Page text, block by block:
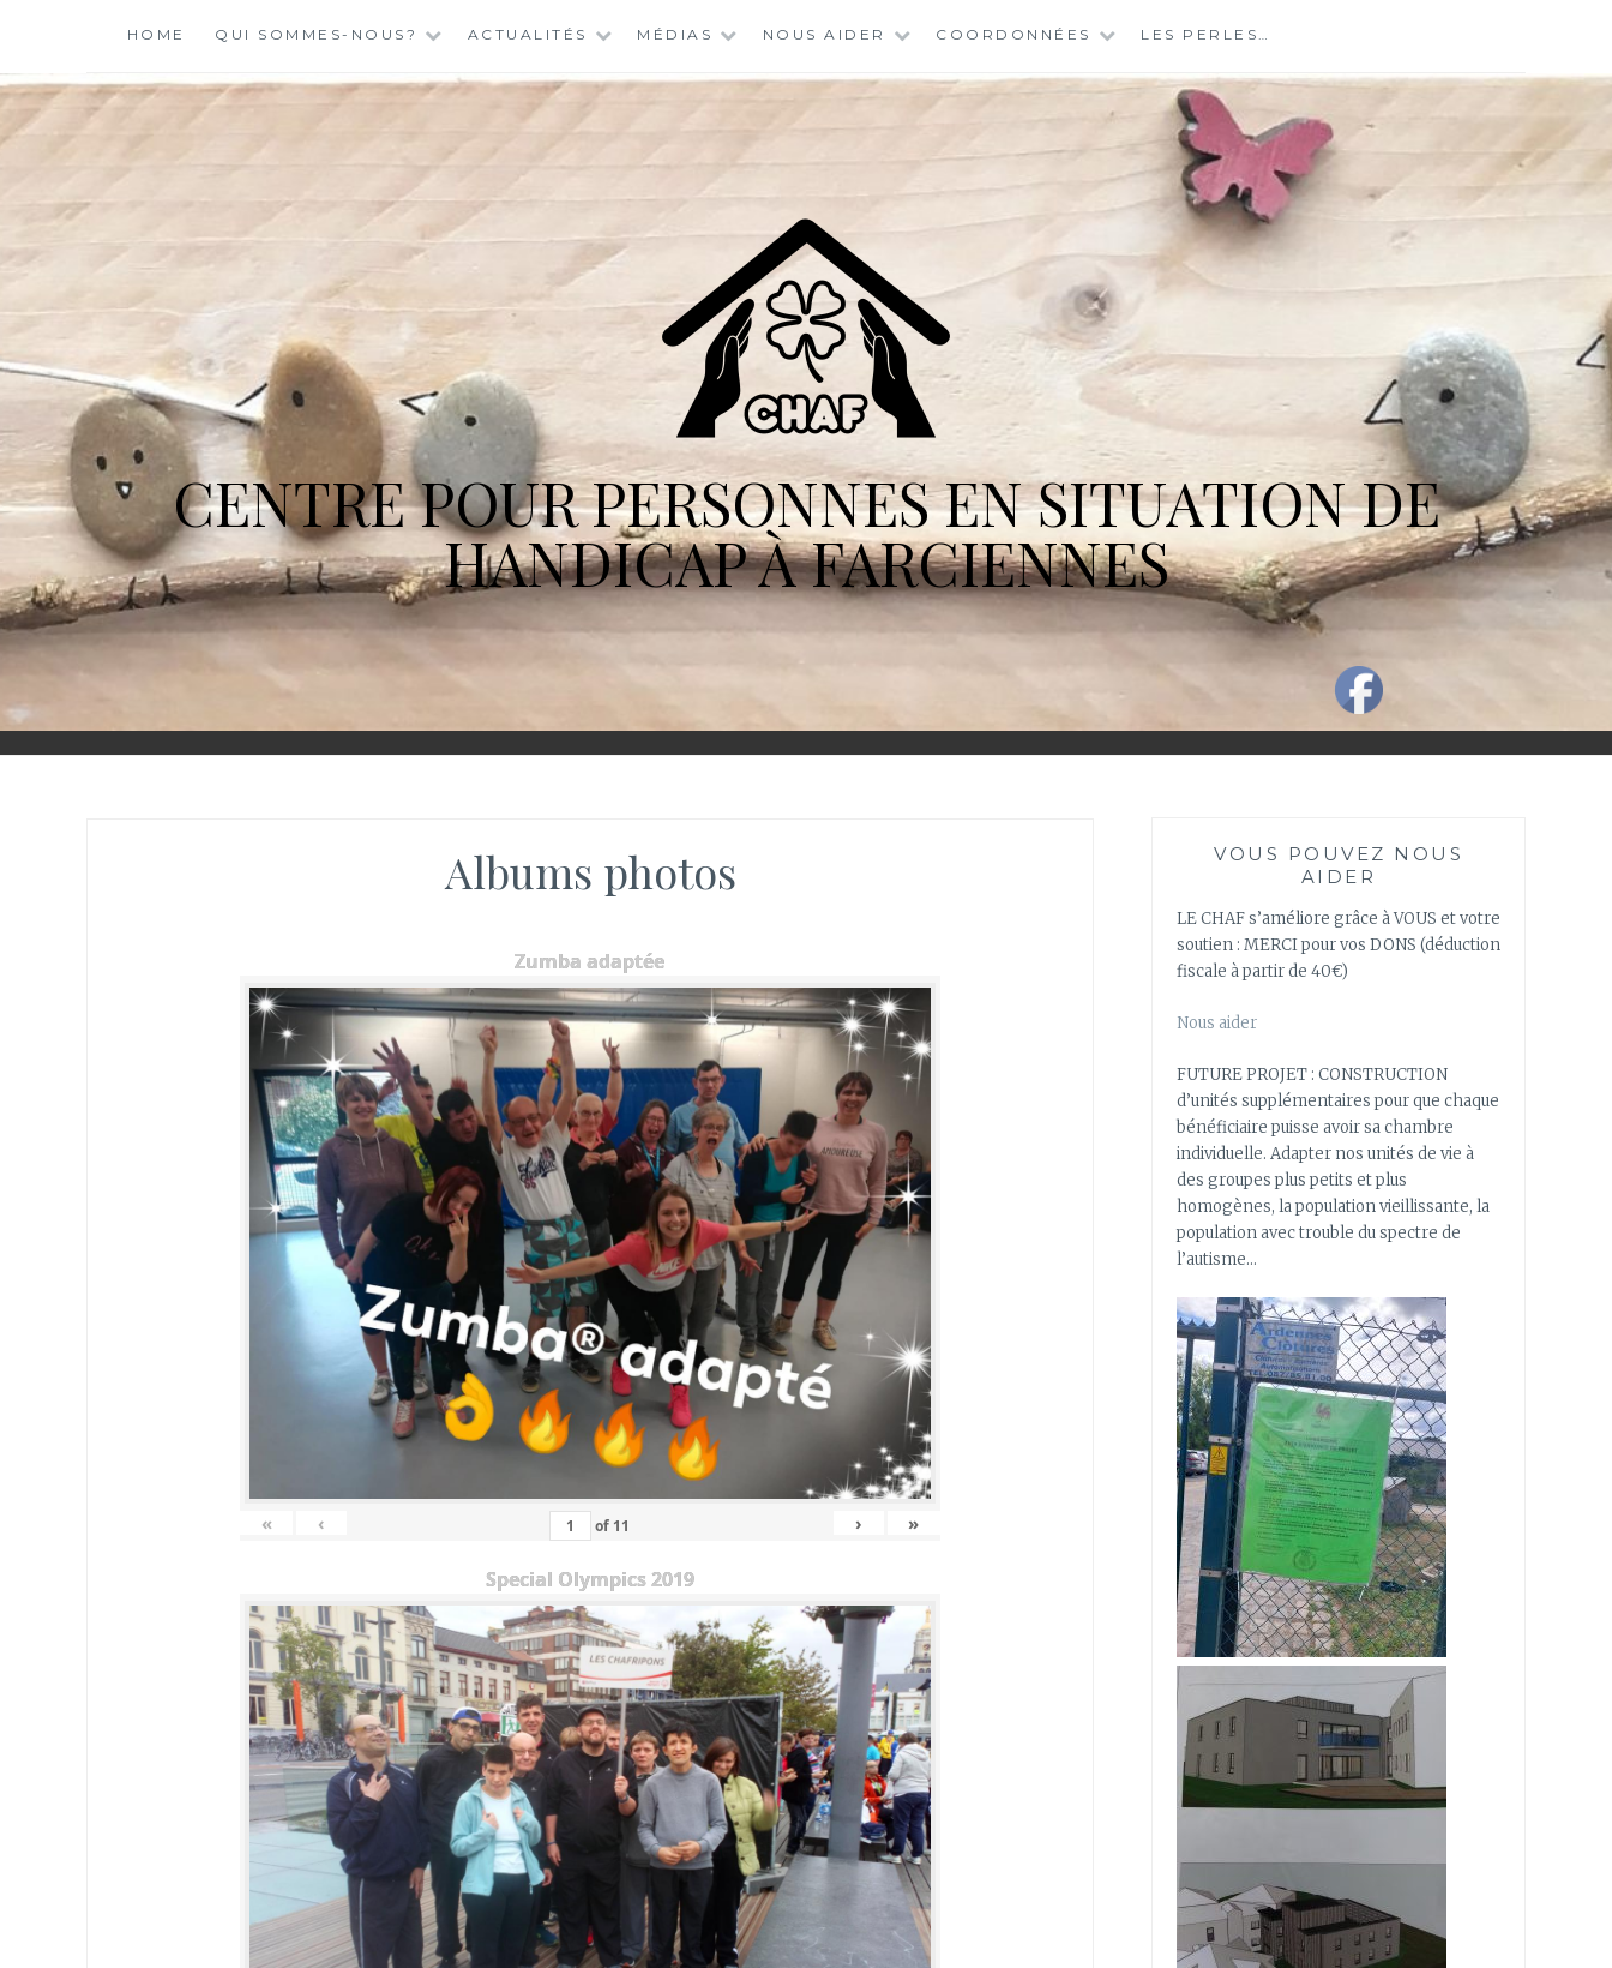
content
HOME QUI SOMMES-NOUS? ACTUALITÉS MÉDIAS NOUS AIDER COORDONNÉES LES PERLES…
CENTRE POUR PERSONNES EN SITUATION DE
HANDICAP À FARCIENNES
Albums photos
Zumba adaptée
« ‹ of 11 › »
Special Olympics 2019
VOUS POUVEZ NOUS
AIDER
LE CHAF s’améliore grâce à VOUS et votre
soutien : MERCI pour vos DONS (déduction
fiscale à partir de 40€)
Nous aider
FUTURE PROJET : CONSTRUCTION
d’unités supplémentaires pour que chaque
bénéficiaire puisse avoir sa chambre
individuelle. Adapter nos unités de vie à
des groupes plus petits et plus
homogènes, la population vieillissante, la
population avec trouble du spectre de
l’autisme…